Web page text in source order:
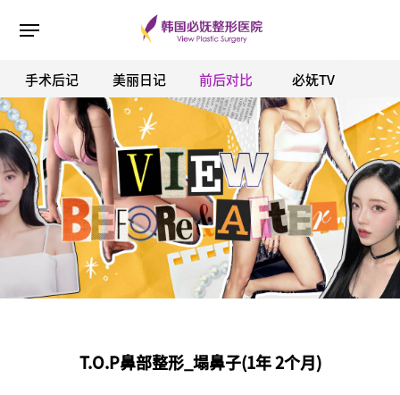
ESC 버튼을 누르면 검색창을 닫을 수 있습니다.
手术后记 美丽日记 前后对比 必妩TV
T.O.P鼻部整形_塌鼻子(1年 2个月)